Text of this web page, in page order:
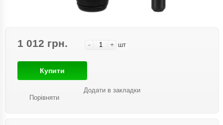
1 012 грн. - + шт
Купити
Порівняти
Додати в закладки